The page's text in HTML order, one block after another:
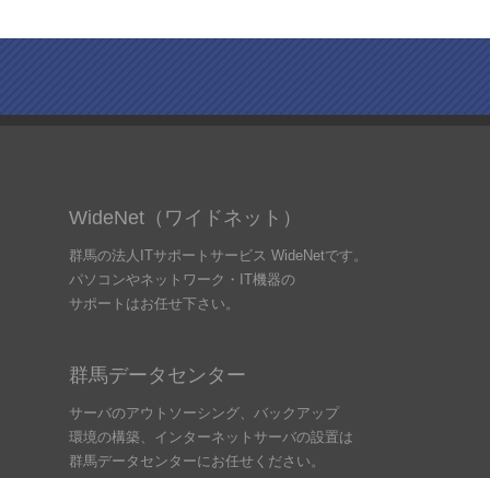
WideNet（ワイドネット）
群馬の法人ITサポートサービス WideNetです。
パソコンやネットワーク・IT機器の
サポートはお任せ下さい。
群馬データセンター
サーバのアウトソーシング、バックアップ
環境の構築、インターネットサーバの設置は
群馬データセンターにお任せください。